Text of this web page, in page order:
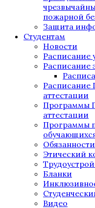
пожарной
Защита
Студентам
Новости
Расписание
Расписание
Расписание
аттестации
Программы
аттестации
Программы
Этический
Бланки
Видео